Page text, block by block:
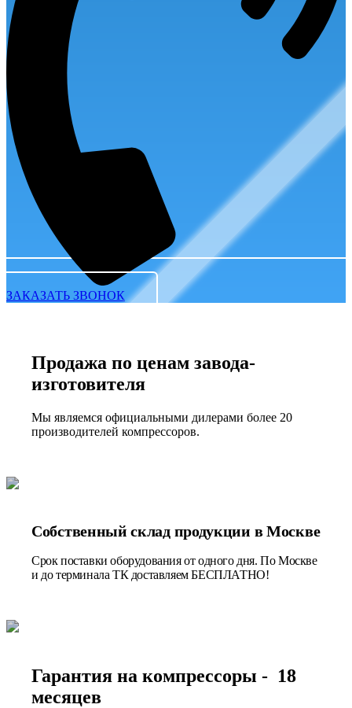
ЗАКАЗАТЬ ЗВОНОК
Продажа по ценам завода-
изготовителя
Мы являемся официальными дилерами более 20
производителей компрессоров.
Собственный склад продукции в Москве
Срок поставки оборудования от одного дня. По Москве
и до терминала ТК доставляем БЕСПЛАТНО!
Гарантия на компрессоры - 18
месяцев